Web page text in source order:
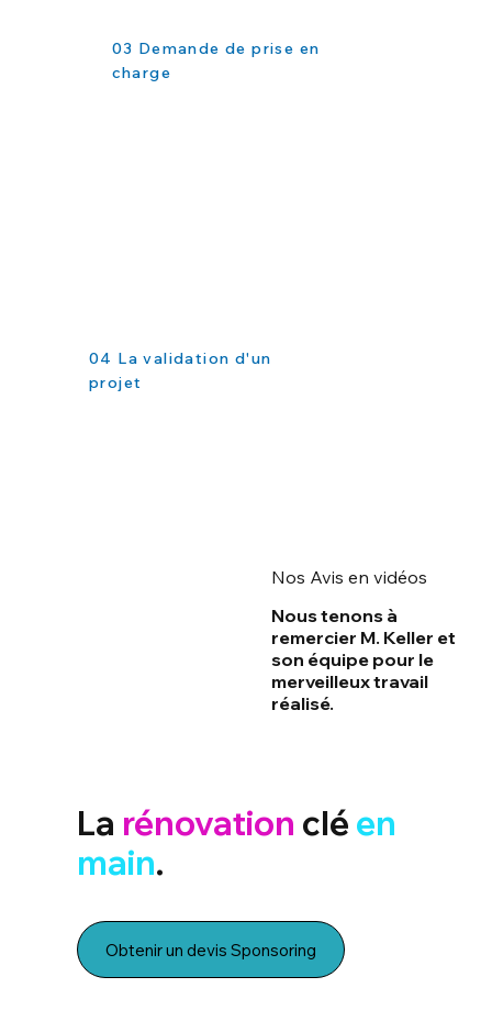
Nous tenons à
remercier M. Keller et
son équipe pour le
merveilleux travail
réalisé.
Nos Avis en vidéos
04 La validation d'un
projet
03 Demande de prise en
charge
La rénovation clé en
main.
Obtenir un devis Sponsoring